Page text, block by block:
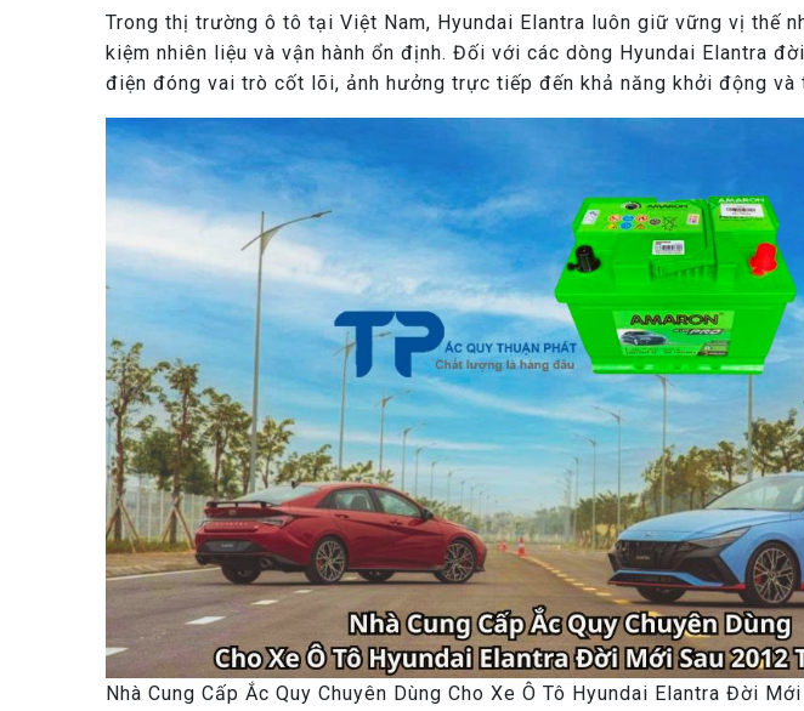
Trong thị trường ô tô tại Việt Nam, Hyundai Elantra luôn giữ vững vị thế
kiệm nhiên liệu và vận hành ổn định. Đối với các dòng Hyundai Elantra
điện đóng vai trò cốt lõi, ảnh hưởng trực tiếp đến khả năng khởi động và
Nhà Cung Cấp Ắc Quy Chuyên Dùng Cho Xe Ô Tô Hyundai Elantra Đời